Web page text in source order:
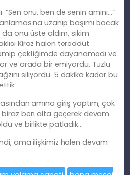
“Sen onu, ben de senin amını…”
uzanıp başımı bacak
onu üste aldım, sikim
Kiraz halen tereddüt
emip çektiğimde dayanamadı ve
ve arada bir emiyordu. Tuzlu
siliyordu. 5 dakika kadar bu
amına giriş yaptım, çok
biraz ben alta geçerek devam
ve birlikte patladık…
ama ilişkimiz halen devam